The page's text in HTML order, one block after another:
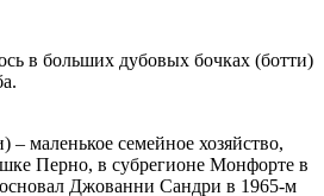
в больших дубовых бочках (ботти)
маленькое семейное хозяйство,
Перно, в субрегионе Монфорте в
Джованни Сандри в 1965-м